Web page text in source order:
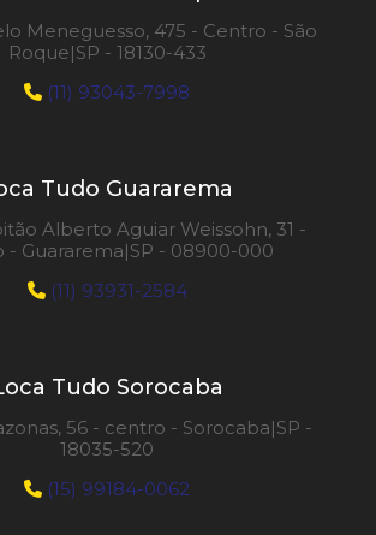
Meneguesso, 475 - Centro - São
Roque|SP - 18130-433
(11) 93043-7998
Tudo Guararema
Alberto Aguiar Weissohn, 31 -
- Guararema|SP - 08900-000
(11) 93931-2584
Tudo Sorocaba
56 - centro - Sorocaba|SP -
18035-520
(15) 99184-0062